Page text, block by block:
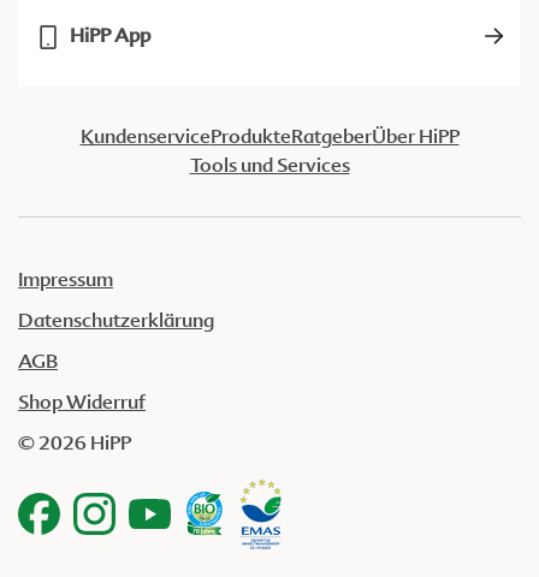
HiPP App
KundenserviceProdukteRatgeberÜber HiPP
Tools und Services
Impressum
Datenschutzerklärung
AGB
Shop Widerruf
© 2026 HiPP